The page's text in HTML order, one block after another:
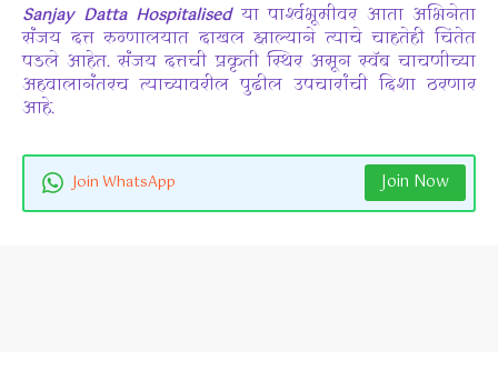
Sanjay Datta Hospitalisedया पार्श्वभूमीवर आता अभिनेता
संजय दत्त रुग्णालयात दाखल झाल्याने त्याचे चाहतेही चिंतेत
पडले आहेत. संजय दत्तची प्रकृती स्थिर असून स्वॅब चाचणीच्या
अहवालानंतरच त्याच्यावरील पुढील उपचारांची दिशा ठरणार
आहे.
Join WhatsApp Join Now